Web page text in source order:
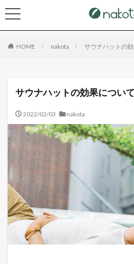
HOME nakota サウナハットの
サウナハットの効果につい
2022/02/03 nakota